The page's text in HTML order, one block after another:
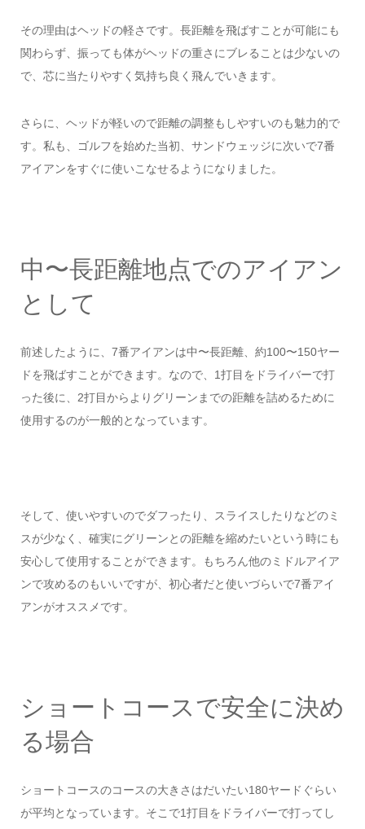
その理由はヘッドの軽さです。長距離を飛ばすことが可能にも
関わらず、振っても体がヘッドの重さにブレることは少ないの
で、芯に当たりやすく気持ち良く飛んでいきます。
さらに、ヘッドが軽いので距離の調整もしやすいのも魅力的で
す。私も、ゴルフを始めた当初、サンドウェッジに次いで7番
アイアンをすぐに使いこなせるようになりました。
中〜長距離地点でのアイアン
として
前述したように、7番アイアンは中〜長距離、約100〜150ヤー
ドを飛ばすことができます。なので、1打目をドライバーで打
った後に、2打目からよりグリーンまでの距離を詰めるために
使用するのが一般的となっています。
そして、使いやすいのでダフったり、スライスしたりなどのミ
スが少なく、確実にグリーンとの距離を縮めたいという時にも
安心して使用することができます。もちろん他のミドルアイア
ンで攻めるのもいいですが、初心者だと使いづらいで7番アイ
アンがオススメです。
ショートコースで安全に決め
る場合
ショートコースのコースの大きさはだいたい180ヤードぐらい
が平均となっています。そこで1打目をドライバーで打ってし